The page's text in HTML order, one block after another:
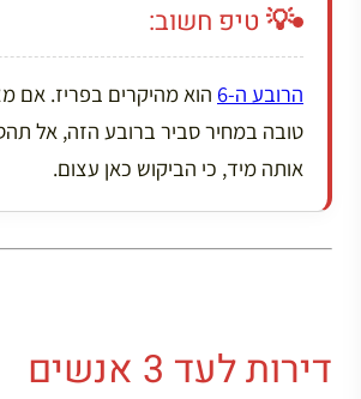
💡 טיפ חשוב:
הרובע ה-6 הוא מהיקרים בפריז. אם
טובה במחיר סביר ברובע הזה, אל
אותה מיד, כי הביקוש כאן עצום.
דירות לעד 3 אנשים